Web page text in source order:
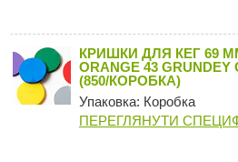
КРИШКИ ДЛЯ КЕГ 69
ORANGE 43 GRUNDEY
(850/КОРОБКА)
Упаковка: Коробка
ПЕРЕГЛЯНУТИ